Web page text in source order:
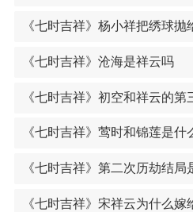
《七时吉祥》杨小祥把绣球抛
《七时吉祥》沧海是祥云吗
《七时吉祥》初空和祥云的第
《七时吉祥》莺时和锦莲是什
《七时吉祥》第二次历劫结局
《七时吉祥》宋祥云为什么嫁